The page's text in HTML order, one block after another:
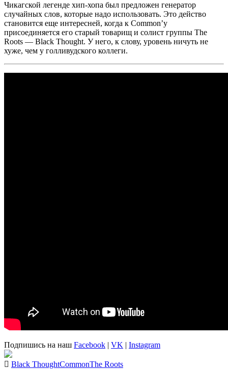
Чикагской легенде хип-хопа был предложен генератор
случайных слов, которые надо использовать. Это действо
становится еще интересней, когда к Common’у
присоединяется его старый товарищ и солист группы The
Roots — Black Thought. У него, к слову, уровень ничуть не
хуже, чем у голливудского коллеги.
Подпишись на наш Facebook | VK | Instagram
Black ThoughtCommonThe Roots